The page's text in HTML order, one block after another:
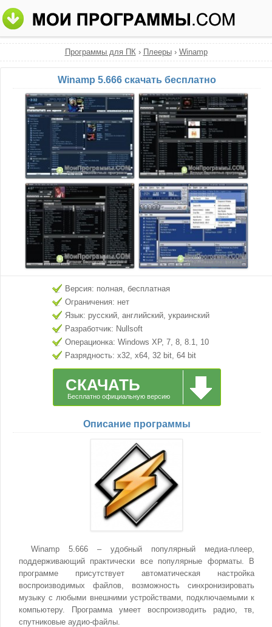
Программы для ПК› Плееры› Winamp
Winamp 5.666 скачать бесплатно
Версия: полная, бесплатная
Ограничения: нет
Язык: русский, английский, украинский
Разработчик: Nullsoft
Операционка: Windows XP, 7, 8, 8.1, 10
Разрядность: x32, x64, 32 bit, 64 bit
СКАЧАТЬ
Бесплатно официальную версию
Описание программы
Winamp 5.666 – удобный популярный медиа-плеер,
поддерживающий практически все популярные форматы. В
программе присутствует автоматическая настройка
воспроизводимых файлов, возможность синхронизировать
музыку с любыми внешними устройствами, подключаемыми к
компьютеру. Программа умеет воспроизводить радио, тв,
спутниковые аудио-файлы.